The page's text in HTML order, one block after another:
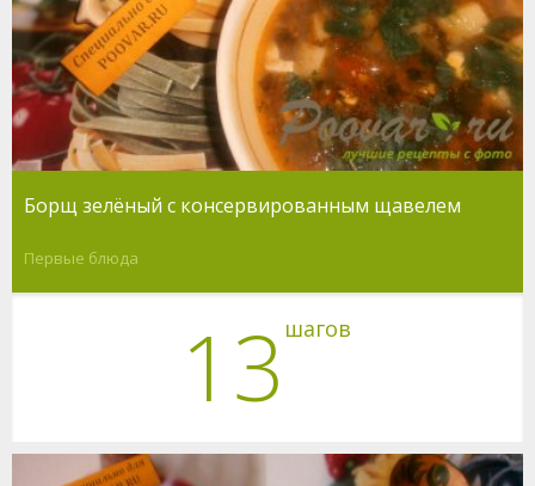
Борщ зелёный с консервированным щавелем
Первые блюда
13 шагов